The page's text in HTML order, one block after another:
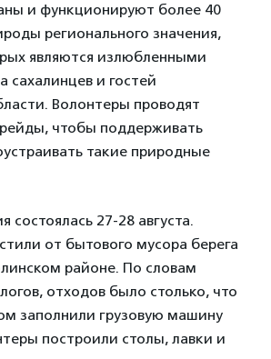
и функционируют более 40
регионального значения,
являются излюбленными
сахалинцев и гостей
Волонтеры проводят
чтобы поддерживать
такие природные
состоялась 27-28 августа.
от бытового мусора берега
районе. По словам
отходов было столько, что
заполнили грузовую машину
построили столы, лавки и